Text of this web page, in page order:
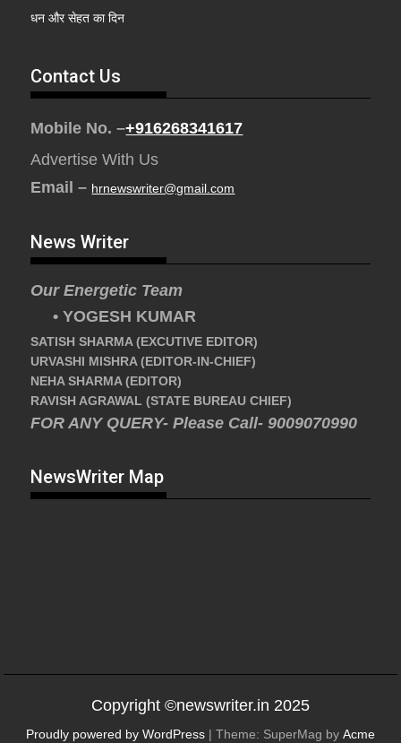
धन और सेहत का दिन
Contact Us
Mobile No. –+916268341617
Advertise With Us
Email – hrnewswriter@gmail.com
News Writer
Our Energetic Team
• YOGESH KUMAR
SATISH SHARMA (EXCUTIVE EDITOR)
URVASHI MISHRA (EDITOR-IN-CHIEF)
NEHA SHARMA (EDITOR)
RAVISH AGRAWAL (STATE BUREAU CHIEF)
FOR ANY QUERY- Please Call- 9009070990
NewsWriter Map
Copyright ©newswriter.in 2025
Proudly powered by WordPress | Theme: SuperMag by Acme